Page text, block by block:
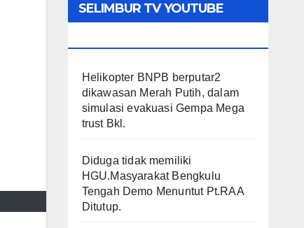
SELIMBUR TV YOUTUBE
Helikopter BNPB berputar2
dikawasan Merah Putih, dalam
simulasi evakuasi Gempa Mega
trust Bkl.
Diduga tidak memiliki
HGU.Masyarakat Bengkulu
Tengah Demo Menuntut Pt.RAA
Ditutup.